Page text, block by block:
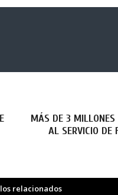
MÁS DE 3 MILLONES
AL SERVICIO DE
relacionados